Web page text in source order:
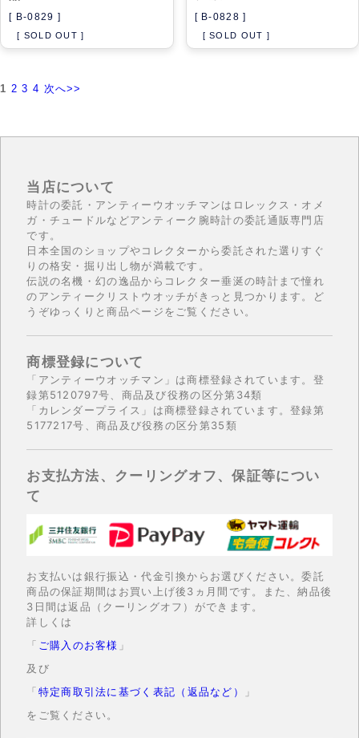
[ B-0829 ]
[ SOLD OUT ]
[ B-0828 ]
[ SOLD OUT ]
1 2 3 4 次へ>>
当店について
時計の委託・アンティーウオッチマンはロレックス・オメ
ガ・チュードルなどアンティーク腕時計の委託通販専門店
です。
日本全国のショップやコレクターから委託された選りすぐ
りの格安・掘り出し物が満載です。
伝説の名機・幻の逸品からコレクター垂涎の時計まで憧れ
のアンティークリストウオッチがきっと見つかります。ど
うぞゆっくりと商品ページをご覧ください。
商標登録について
「アンティーウオッチマン」は商標登録されています。登
録第5120797号、商品及び役務の区分第34類
「カレンダープライス」は商標登録されています。登録第
5177217号、商品及び役務の区分第35類
お支払方法、クーリングオフ、保証等につい
て
お支払いは銀行振込・代金引換からお選びください。委託
商品の保証期間はお買い上げ後3ヵ月間です。また、納品後
3日間は返品（クーリングオフ）ができます。
詳しくは
「 ご購入のお客様 」
及び
「特定商取引法に基づく表記（返品など）
」
をご覧ください。